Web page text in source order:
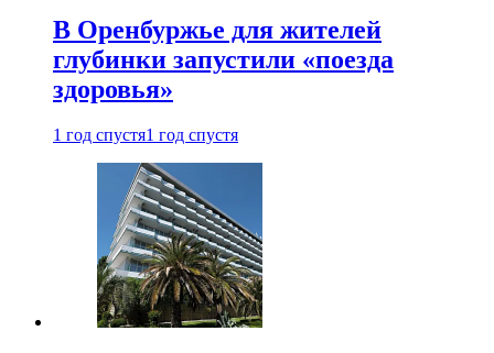
В Оренбуржье для жителей
глубинки запустили «поезда
здоровья»
1 год спустя1 год спустя